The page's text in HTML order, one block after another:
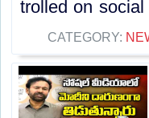
trolled on
CATEGORY: